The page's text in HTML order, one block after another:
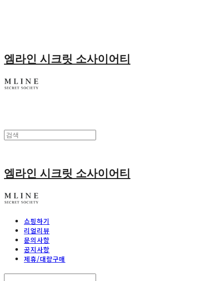
엠라인 시크릿 소사이어티
엠라인 시크릿 소사이어티
쇼핑하기
리얼리뷰
문의사항
공지사항
제휴/대량구매